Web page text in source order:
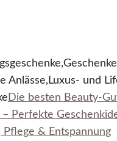
Anlässe,Luxus- und
Die besten Beauty-
– Perfekte
Pflege & Entspannung